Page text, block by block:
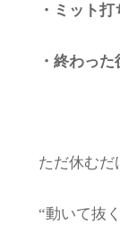
・ミット
・終わっ
ただ休むだ
“動いて抜